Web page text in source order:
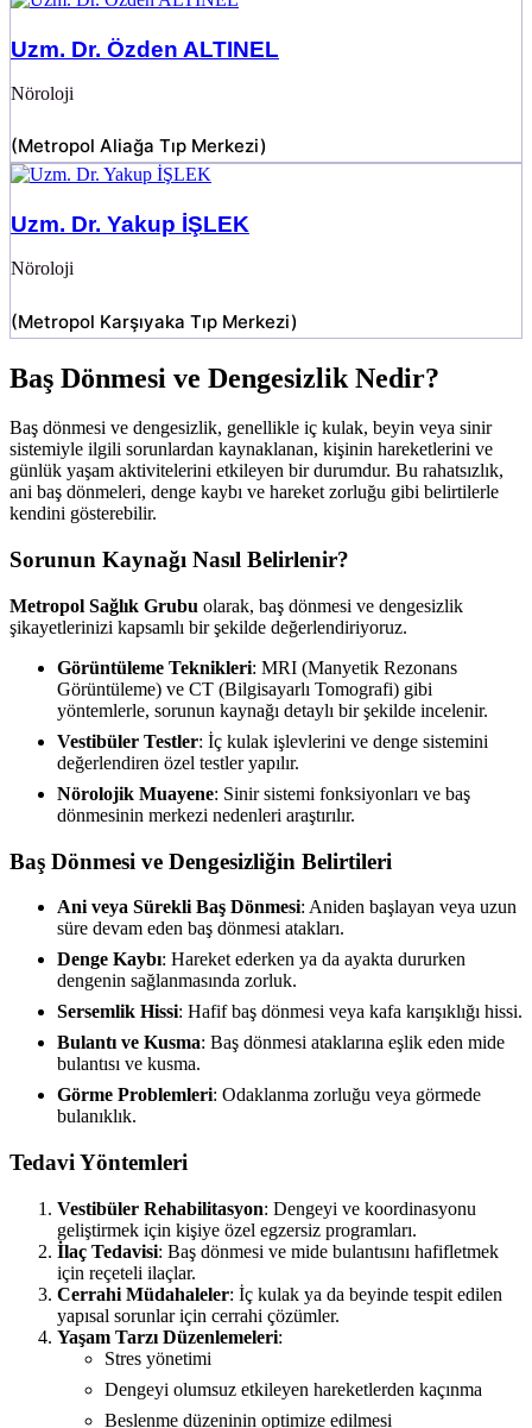
Uzm. Dr. Özden ALTINEL
Nöroloji
(Metropol Aliağa Tıp Merkezi)
Uzm. Dr. Yakup İŞLEK
Nöroloji
(Metropol Karşıyaka Tıp Merkezi)
Baş Dönmesi ve Dengesizlik Nedir?
Baş dönmesi ve dengesizlik, genellikle iç kulak, beyin veya sinir
sistemiyle ilgili sorunlardan kaynaklanan, kişinin hareketlerini ve
günlük yaşam aktivitelerini etkileyen bir durumdur. Bu rahatsızlık,
ani baş dönmeleri, denge kaybı ve hareket zorluğu gibi belirtilerle
kendini gösterebilir.
Sorunun Kaynağı Nasıl Belirlenir?
Metropol Sağlık Grubu olarak, baş dönmesi ve dengesizlik
şikayetlerinizi kapsamlı bir şekilde değerlendiriyoruz.
Görüntüleme Teknikleri: MRI (Manyetik Rezonans
Görüntüleme) ve CT (Bilgisayarlı Tomografi) gibi
yöntemlerle, sorunun kaynağı detaylı bir şekilde incelenir.
Vestibüler Testler: İç kulak işlevlerini ve denge sistemini
değerlendiren özel testler yapılır.
Nörolojik Muayene: Sinir sistemi fonksiyonları ve baş
dönmesinin merkezi nedenleri araştırılır.
Baş Dönmesi ve Dengesizliğin Belirtileri
Ani veya Sürekli Baş Dönmesi: Aniden başlayan veya uzun
süre devam eden baş dönmesi atakları.
Denge Kaybı: Hareket ederken ya da ayakta dururken
dengenin sağlanmasında zorluk.
Sersemlik Hissi: Hafif baş dönmesi veya kafa karışıklığı hissi.
Bulantı ve Kusma: Baş dönmesi ataklarına eşlik eden mide
bulantısı ve kusma.
Görme Problemleri: Odaklanma zorluğu veya görmede
bulanıklık.
Tedavi Yöntemleri
Vestibüler Rehabilitasyon: Dengeyi ve koordinasyonu
geliştirmek için kişiye özel egzersiz programları.
İlaç Tedavisi: Baş dönmesi ve mide bulantısını hafifletmek
için reçeteli ilaçlar.
Cerrahi Müdahaleler: İç kulak ya da beyinde tespit edilen
yapısal sorunlar için cerrahi çözümler.
Yaşam Tarzı Düzenlemeleri:
Stres yönetimi
Dengeyi olumsuz etkileyen hareketlerden kaçınma
Beslenme düzeninin optimize edilmesi